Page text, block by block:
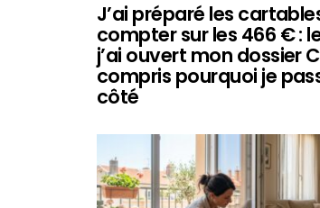
J’ai préparé les
compter sur les 466 € :
j’ai ouvert mon dossier
compris pourquoi je
côté